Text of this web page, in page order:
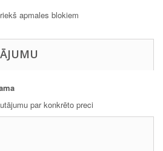
apmales blokiem
par konkrēto preci